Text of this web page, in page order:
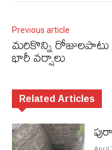
Previous article
మరికొన్ని రోజులపాటు
భారీ వర్షాలు
Related Articles